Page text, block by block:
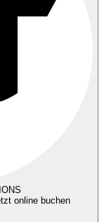
online buchen